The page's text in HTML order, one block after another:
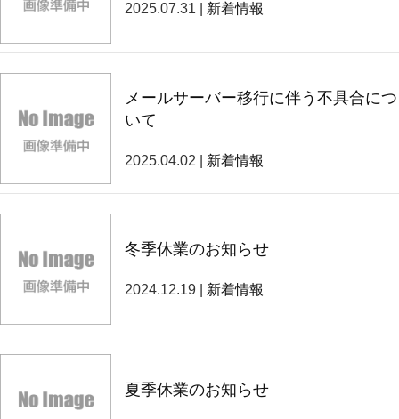
2025.07.31 | 新着情報
メールサーバー移行に伴う不具合につ
いて
2025.04.02 | 新着情報
冬季休業のお知らせ
2024.12.19 | 新着情報
夏季休業のお知らせ